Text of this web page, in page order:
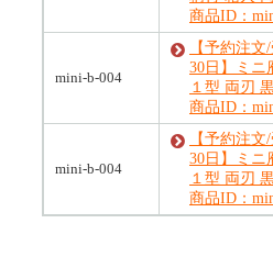
商品ID：
mini-b-004
【予約注
30日】ミニ
１型 両刃
商品ID：
mini-b-004
【予約注
30日】ミニ
１型 両刃
商品ID：